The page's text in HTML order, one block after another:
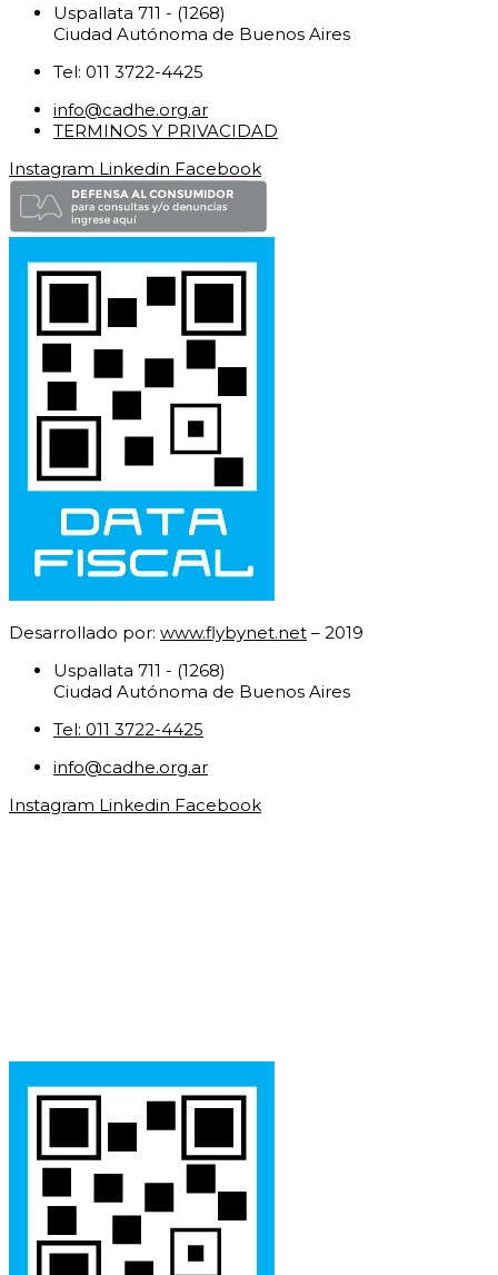
Uspallata 711 - (1268)
Ciudad Autónoma de Buenos Aires
Tel: 011 3722-4425
info@cadhe.org.ar
TERMINOS Y PRIVACIDAD
Instagram Linkedin Facebook
Desarrollado por: www.flybynet.net – 2019
Uspallata 711 - (1268)
Ciudad Autónoma de Buenos Aires
Tel: 011 3722-4425
info@cadhe.org.ar
Instagram Linkedin Facebook